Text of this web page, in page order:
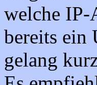
welche IP-
bereits ein
gelang